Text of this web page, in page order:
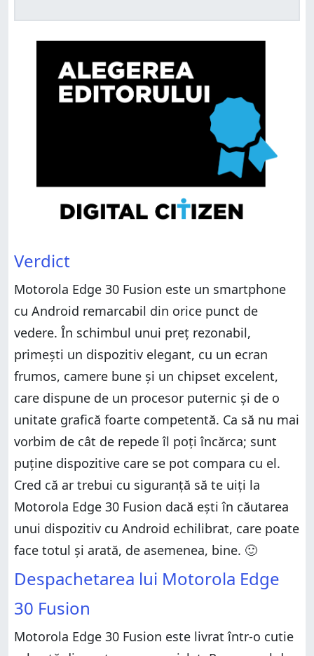
Verdict
Motorola Edge 30 Fusion este un smartphone
cu Android remarcabil din orice punct de
vedere. În schimbul unui preț rezonabil,
primești un dispozitiv elegant, cu un ecran
frumos, camere bune și un chipset excelent,
care dispune de un procesor puternic și de o
unitate grafică foarte competentă. Ca să nu mai
vorbim de cât de repede îl poți încărca; sunt
puține dispozitive care se pot compara cu el.
Cred că ar trebui cu siguranță să te uiți la
Motorola Edge 30 Fusion dacă ești în căutarea
unui dispozitiv cu Android echilibrat, care poate
face totul și arată, de asemenea, bine. 🙂
Despachetarea lui Motorola Edge
30 Fusion
Motorola Edge 30 Fusion este livrat într-o cutie